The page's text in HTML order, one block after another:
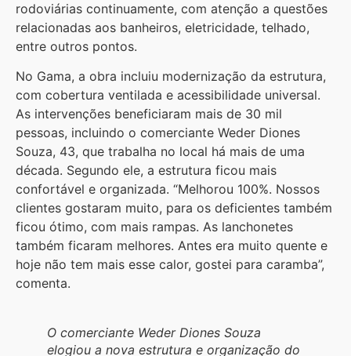
rodoviárias continuamente, com atenção a questões
relacionadas aos banheiros, eletricidade, telhado,
entre outros pontos.
No Gama, a obra incluiu modernização da estrutura,
com cobertura ventilada e acessibilidade universal.
As intervenções beneficiaram mais de 30 mil
pessoas, incluindo o comerciante Weder Diones
Souza, 43, que trabalha no local há mais de uma
década. Segundo ele, a estrutura ficou mais
confortável e organizada. “Melhorou 100%. Nossos
clientes gostaram muito, para os deficientes também
ficou ótimo, com mais rampas. As lanchonetes
também ficaram melhores. Antes era muito quente e
hoje não tem mais esse calor, gostei para caramba”,
comenta.
O comerciante Weder Diones Souza
elogiou a nova estrutura e organização do